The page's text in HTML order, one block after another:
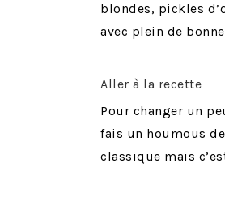
blondes, pickles
avec plein de
Aller à la recette
Pour changer un
fais un houmous
classique mais